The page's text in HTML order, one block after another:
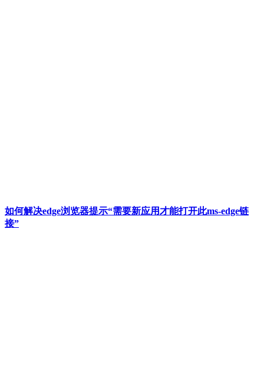
如何解决edge浏览器提示“需要新应用才能打开此ms-edge链
接”